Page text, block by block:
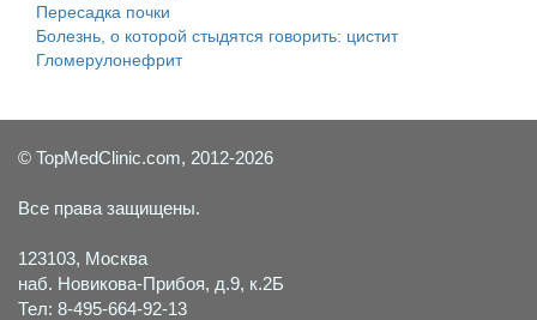
Пересадка почки
Болезнь, о которой стыдятся говорить: цистит
Гломерулонефрит
© TopMedClinic.com, 2012-2026
Все права защищены.
123103, Москва
наб. Новикова-Прибоя, д.9, к.2Б
Тел: 8-495-664-92-13